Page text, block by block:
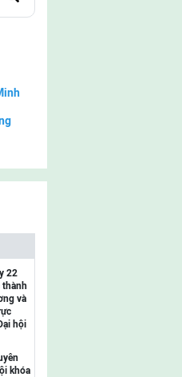
22
thành
và
hội
khóa